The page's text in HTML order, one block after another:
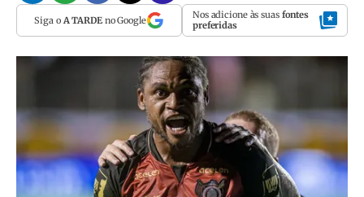
Siga o A TARDEno Google Nos adicione às suas fontes
preferidas